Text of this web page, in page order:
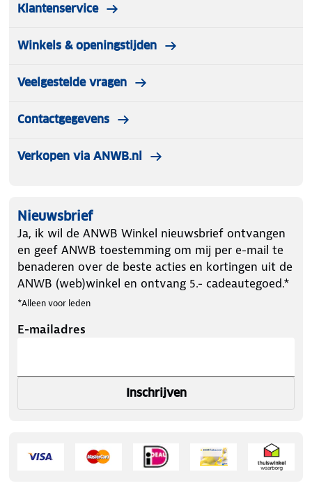
Klantenservice
Winkels & openingstijden
Veelgestelde vragen
Contactgegevens
Verkopen via ANWB.nl
Nieuwsbrief
Ja, ik wil de ANWB Winkel nieuwsbrief ontvangen
en geef ANWB toestemming om mij per e-mail te
benaderen over de beste acties en kortingen uit de
ANWB (web)winkel en ontvang 5.- cadeautegoed.*
*Alleen voor leden
E-mailadres
Inschrijven